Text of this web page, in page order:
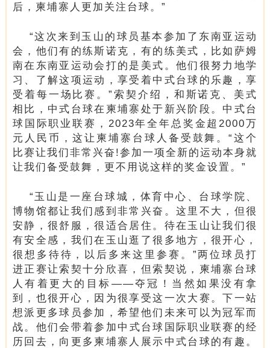
后，柬埔寨人更加关注台球。”
“这次来到玉山的球员基本参加了东南亚运动
会，他们有的练斯诺克，有的练美式，比如萨姆
南在东南亚运动会打的是美式。他们很努力地学
习、了解这项运动，享受着中式台球的乐趣，享
受着每一场比赛。”索契介绍，和斯诺克、美式
相比，中式台球在柬埔寨处于新兴阶段。中式台
球国际职业联赛，2023年全年总奖金超2000万
元人民币，这让柬埔寨台球人备受鼓舞。“这个
比赛让我们非常兴奋!参加一项全新的运动本身就
让我们备受鼓舞，更不用说这样的奖金设置。”
“玉山是一座台球城，体育中心、台球学院、
博物馆都让我们感到非常兴奋。这里不大，但很
安静，很舒服，很适合居住。待在玉山让我们很
有安全感，我们在玉山逛了很多地方，很开心，
很想多 待待 ，以后多来这里参赛。”两位球员打
进正赛让索契十分欣喜，但索契说，柬埔寨台球
人有着更大的目标——夺冠！当然如果没有拿
到，也很开心，因为很享受这一次大赛。下一站
想派更多球员参加，希望他们未来可以为冠军而
战。 他们会带着参加中式台球国际职业联赛的经
历回去，向更多柬埔寨人展示中式台球的有趣。